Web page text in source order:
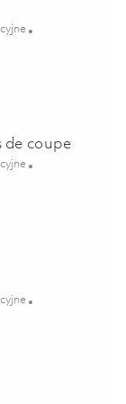
coupe
de coupe
01850091